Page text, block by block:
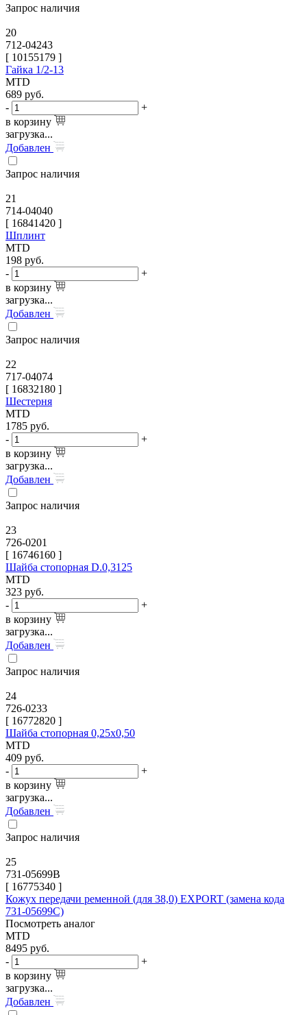
Запрос наличия
20
712-04243
[ 10155179 ]
Гайка 1/2-13
MTD
689 руб.
-
+
в корзину
загрузка...
Добавлен
Запрос наличия
21
714-04040
[ 16841420 ]
Шплинт
MTD
198 руб.
-
+
в корзину
загрузка...
Добавлен
Запрос наличия
22
717-04074
[ 16832180 ]
Шестерня
MTD
1785 руб.
-
+
в корзину
загрузка...
Добавлен
Запрос наличия
23
726-0201
[ 16746160 ]
Шайба стопорная D.0,3125
MTD
323 руб.
-
+
в корзину
загрузка...
Добавлен
Запрос наличия
24
726-0233
[ 16772820 ]
Шайба стопорная 0,25х0,50
MTD
409 руб.
-
+
в корзину
загрузка...
Добавлен
Запрос наличия
25
731-05699B
[ 16775340 ]
Кожух передачи ременной (для 38,0) EXPORT (замена кода
731-05699C)
Посмотреть аналог
MTD
8495 руб.
-
+
в корзину
загрузка...
Добавлен